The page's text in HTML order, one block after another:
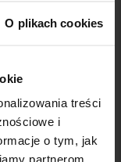
O plikach cookies
treści
i
o tym, jak
partnerom